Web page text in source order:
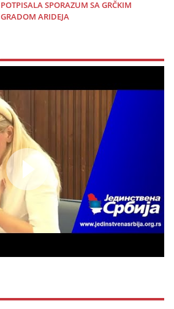
POTPISALA SPORAZUM SA GRČKIM
GRADOM ARIDEJA